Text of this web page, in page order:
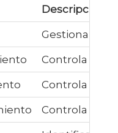
Descripción
Gestiona si el
Controla si el
Controla si el
Controla si el